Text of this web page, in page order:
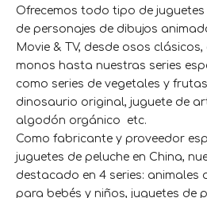
Ofrecemos todo tipo de
de personajes de dibujos
Movie & TV, desde osos
monos hasta nuestras series
como series de vegetales y
dinosaurio original, juguete de
algodón orgánico etc.
Como fabricante y proveedor
juguetes de peluche en China,
destacado en 4 series: animales
para bebés y niños, juguetes de